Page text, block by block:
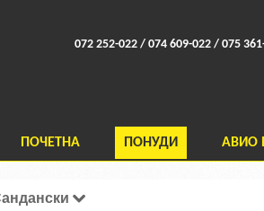
072 252-022 / 074 609-022 / 075
ПОЧЕТНА ПОНУДИ АВИО